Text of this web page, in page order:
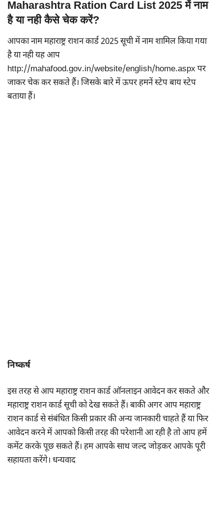
Maharashtra Ration Card List 2025 में नाम
है या नही कैसे चेक करें?
आपका नाम महाराष्ट्र राशन कार्ड 2025 सूची में नाम शामिल किया गया
है या नही यह आप
http://mahafood.gov.in/website/english/home.aspx पर
जाकर चेक कर सकते हैं। जिसके बारे में ऊपर हमनें स्टेप बाय स्टेप
बताया हैं।
निष्कर्ष
इस तरह से आप महाराष्ट्र राशन कार्ड ऑनलाइन आवेदन कर सकते और
महाराष्ट्र राशन कार्ड सूची को देख सकते हैं। बाकी अगर आप महाराष्ट्र
राशन कार्ड से संबंधित किसी प्रकार की अन्य जानकारी चाहते हैं या फिर
आवेदन करने में आपको किसी तरह की परेशानी आ रही है तो आप हमें
कमेंट करके पूछ सकते हैं। हम आपके साथ जल्द जोड़कर आपके पूरी
सहायता करेंगे। धन्यवाद